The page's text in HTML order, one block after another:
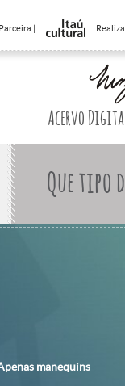
Parceira |
Acervo
Que tipo
manequins